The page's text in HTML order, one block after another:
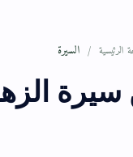
الرئيسية السيرة